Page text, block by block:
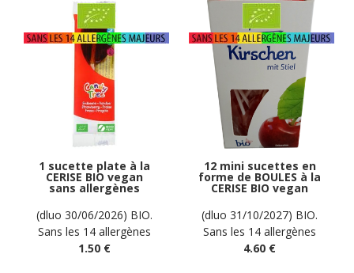
1 sucette plate à la
CERISE BIO vegan
sans allergènes
Candy Tree : 12g
(dluo 30/06/2026) BIO.
Sans les 14 allergènes
majeurs
1.50 €
12 mini sucettes en
forme de BOULES à la
CERISE BIO vegan
sans allergènes
Biovita : 50 grammes
(dluo 31/10/2027) BIO.
Sans les 14 allergènes
majeurs
4.60 €